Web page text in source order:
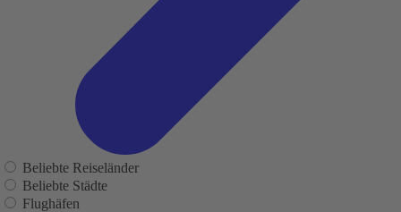
Beliebte Reiseländer
Beliebte Städte
Flughäfen